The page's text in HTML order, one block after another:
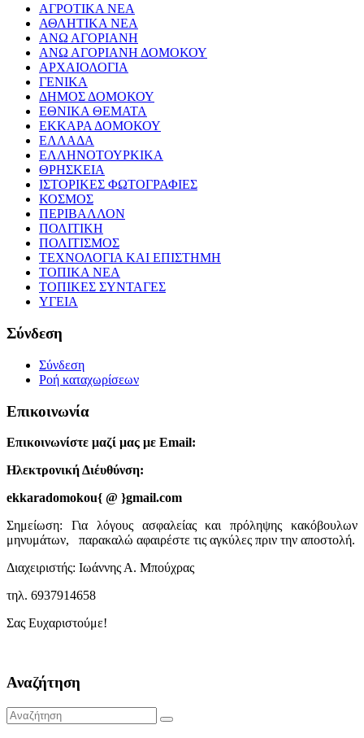
ΑΓΡΟΤΙΚΑ ΝΕΑ
ΑΘΛΗΤΙΚΑ ΝΕΑ
ΑΝΩ ΑΓΟΡΙΑΝΗ
ΑΝΩ ΑΓΟΡΙΑΝΗ ΔΟΜΟΚΟΥ
ΑΡΧΑΙΟΛΟΓΙΑ
ΓΕΝΙΚΑ
ΔΗΜΟΣ ΔΟΜΟΚΟΥ
ΕΘΝΙΚΑ ΘΕΜΑΤΑ
ΕΚΚΑΡΑ ΔΟΜΟΚΟΥ
ΕΛΛΑΔΑ
ΕΛΛΗΝΟΤΟΥΡΚΙΚΑ
ΘΡΗΣΚΕΙΑ
ΙΣΤΟΡΙΚΕΣ ΦΩΤΟΓΡΑΦΙΕΣ
ΚΟΣΜΟΣ
ΠΕΡΙΒΑΛΛΟΝ
ΠΟΛΙΤΙΚΗ
ΠΟΛΙΤΙΣΜΟΣ
ΤΕΧΝΟΛΟΓΙΑ ΚΑΙ ΕΠΙΣΤΗΜΗ
ΤΟΠΙΚΑ ΝΕΑ
ΤΟΠΙΚΕΣ ΣΥΝΤΑΓΕΣ
ΥΓΕΙΑ
Σύνδεση
Σύνδεση
Ροή καταχωρίσεων
Επικοινωνία
Επικοινωνίστε μαζί μας με Email:
Ηλεκτρονική Διέυθύνση:
ekkaradomokou{ @ }gmail.com
Σημείωση: Για λόγους ασφαλείας και πρόληψης κακόβουλων
μηνυμάτων, παρακαλώ αφαιρέστε τις αγκύλες πριν την αποστολή.
Διαχειριστής: Ιωάννης Α. Μπούχρας
τηλ. 6937914658
Σας Ευχαριστούμε!
Αναζήτηση